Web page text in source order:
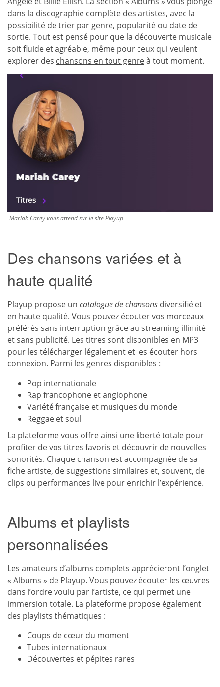
dans la discographie complète des artistes, avec la
possibilité de trier par genre, popularité ou date de
sortie. Tout est pensé pour que la découverte musicale
soit fluide et agréable, même pour ceux qui veulent
explorer des chansons en tout genreà tout moment.
Mariah Carey vous attend sur le site Playup
Des chansons variées et à
haute qualité
Playup propose un catalogue de chansons diversifié et
en haute qualité. Vous pouvez écouter vos morceaux
préférés sans interruption grâce au streaming illimité
et sans publicité. Les titres sont disponibles en MP3
pour les télécharger légalement et les écouter hors
connexion. Parmi les genres disponibles :
Pop internationale
Rap francophone et anglophone
Variété française et musiques du monde
Reggae et soul
La plateforme vous offre ainsi une liberté totale pour
profiter de vos titres favoris et découvrir de nouvelles
sonorités. Chaque chanson est accompagnée de sa
fiche artiste, de suggestions similaires et, souvent, de
clips ou performances live pour enrichir l’expérience.
Albums et playlists
personnalisées
Les amateurs d’albums complets apprécieront l’onglet
« Albums » de Playup. Vous pouvez écouter les œuvres
dans l’ordre voulu par l’artiste, ce qui permet une
immersion totale. La plateforme propose également
des playlists thématiques :
Coups de cœur du moment
Tubes internationaux
Découvertes et pépites rares